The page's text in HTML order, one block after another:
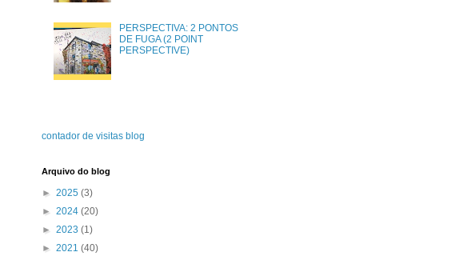
PERSPECTIVA: 2 PONTOS
DE FUGA (2 POINT
PERSPECTIVE)
contador de visitas blog
Arquivo do blog
► 2025 (3)
► 2024 (20)
► 2023 (1)
► 2021 (40)